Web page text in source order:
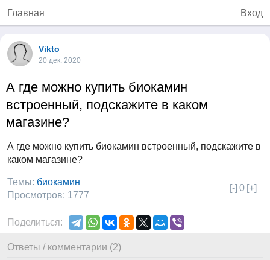
Главная Вход
Vikto
20 дек. 2020
А где можно купить биокамин
встроенный, подскажите в каком
магазине?
А где можно купить биокамин встроенный, подскажите в
каком магазине?
[-] 0 [+]
Темы: биокамин
Просмотров: 1777
Поделиться:
Ответы / комментарии (2)